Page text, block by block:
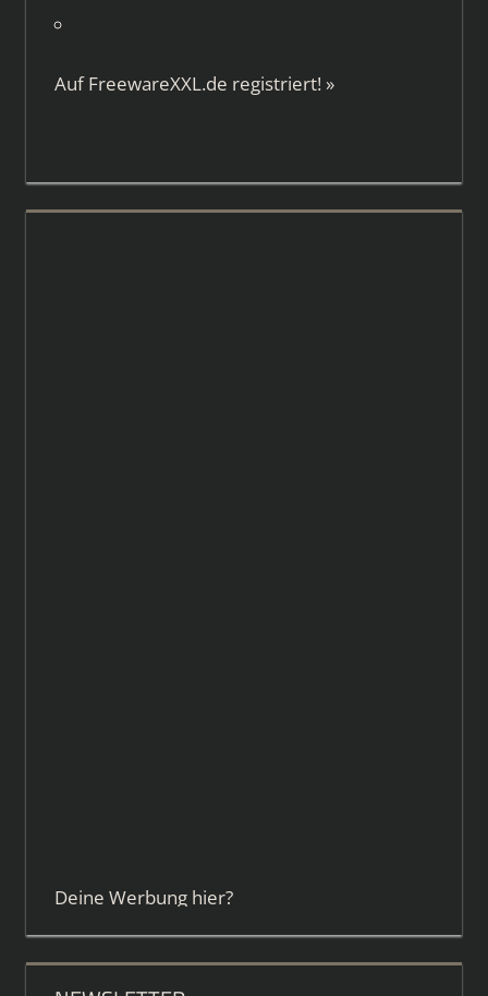
AufFreewareXXL.de registriert! »
Deine Werbung hier?